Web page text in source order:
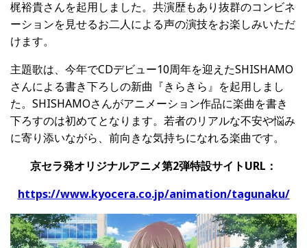
梶裕貴さんを起用しました。共演歴もあり抜群のコンビネ
ーションを見せるお二人による声の演技をお楽しみいただ
けます。
主題歌は、今年でCDデビュー10周年を迎えたSHISHAMO
さんによる書き下ろしの新曲『きらきら』を起用しまし
た。SHISHAMOさんがアニメーション作品に楽曲を書き
下ろすのは初めてとなります。若者のリアルな不安や悩み
に寄り添いながら、前向きな気持ちになれる楽曲です。
京セラ発オリジナルアニメ第2弾特設サイトURL：
https://www.kyocera.co.jp/animation/tagunaku/